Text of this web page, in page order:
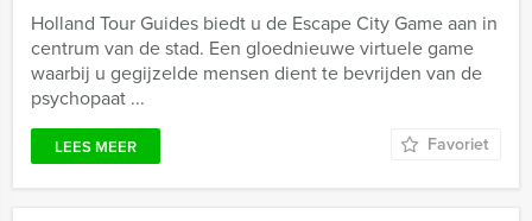
Holland Tour Guides biedt u de Escape City Game aan in
centrum van de stad. Een gloednieuwe virtuele game
waarbij u gegijzelde mensen dient te bevrijden van de
psychopaat ...
LEES MEER Favoriet